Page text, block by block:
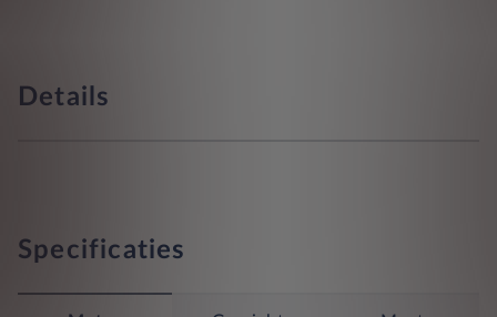
Details
Specificaties